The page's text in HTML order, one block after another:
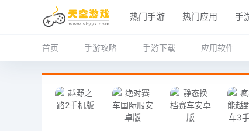
热门手游 热门应用 手
首页 手游攻略 手游下载 应用软件